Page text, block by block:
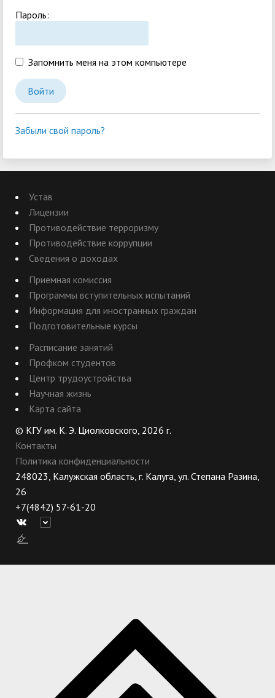
Пароль:
Запомнить меня на этом компьютере
Забыли свой пароль?
Устав
Лицензии
Противодействие терроризму
Противодействие коррупции
Сведения о доходах
Приемная комиссия
Программы вступительных испытаний
Информация для иностранных граждан
Подготовительные курсы
Расписание занятий
Профком студентов
Центр трудоустройства
Научная жизнь
Карта сайта
© КГУ им. К. Э. Циолковского, 2026 г.
Контакты
Политика конфиденциальности
248023, Калужская область, г. Калуга, ул. Степана Разина,
26
+7(4842) 57-61-20